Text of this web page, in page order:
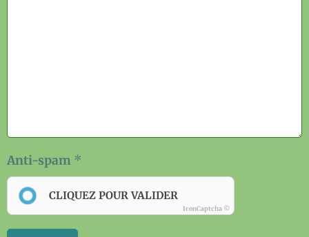
Anti-spam
CLIQUEZ POUR VALIDER
IconCaptcha ©